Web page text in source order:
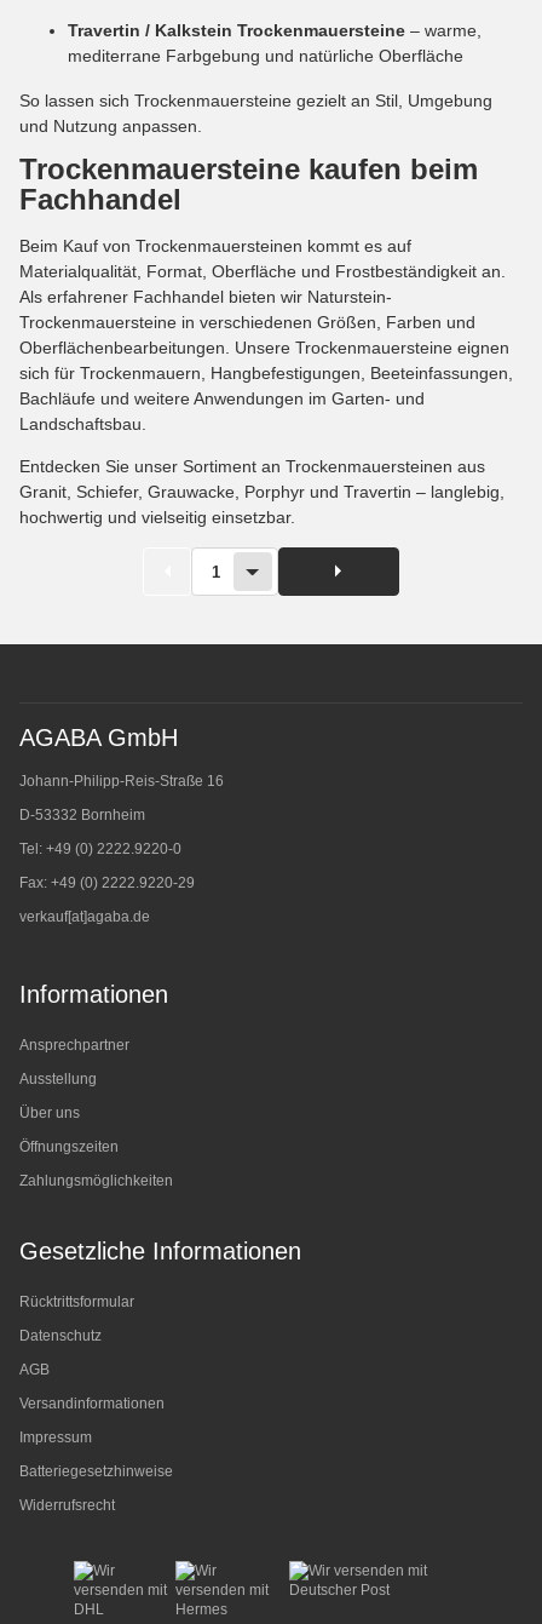
Travertin / Kalkstein Trockenmauersteine – warme,
mediterrane Farbgebung und natürliche Oberfläche
So lassen sich Trockenmauersteine gezielt an Stil, Umgebung
und Nutzung anpassen.
Trockenmauersteine kaufen beim
Fachhandel
Beim Kauf von Trockenmauersteinen kommt es auf
Materialqualität, Format, Oberfläche und Frostbeständigkeit an.
Als erfahrener Fachhandel bieten wir Naturstein-
Trockenmauersteine in verschiedenen Größen, Farben und
Oberflächenbearbeitungen. Unsere Trockenmauersteine eignen
sich für Trockenmauern, Hangbefestigungen, Beeteinfassungen,
Bachläufe und weitere Anwendungen im Garten- und
Landschaftsbau.
Entdecken Sie unser Sortiment an Trockenmauersteinen aus
Granit, Schiefer, Grauwacke, Porphyr und Travertin – langlebig,
hochwertig und vielseitig einsetzbar.
1
AGABA GmbH
Johann-Philipp-Reis-Straße 16
D-53332 Bornheim
Tel: +49 (0) 2222.9220-0
Fax: +49 (0) 2222.9220-29
verkauf[at]agaba.de
Informationen
Ansprechpartner
Ausstellung
Über uns
Öffnungszeiten
Zahlungsmöglichkeiten
Gesetzliche Informationen
Rücktrittsformular
Datenschutz
AGB
Versandinformationen
Impressum
Batteriegesetzhinweise
Widerrufsrecht